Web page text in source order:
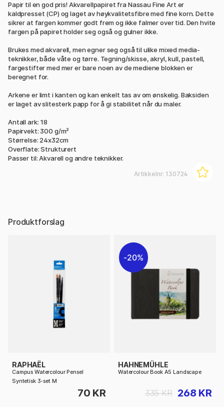
Papir til en god pris! Akvarellpapiret fra Nassau Fine Art er
kaldpresset (CP) og laget av høykvalitetsfibre med fine korn. Dette
sikrer at fargen kommer godt frem og ikke falmer over tid. Den hvite
fargen på papiret holder seg også og gulner ikke.
Brukes med akvarell, men egner seg også til ulike mixed media-
teknikker, både våte og tørre. Tegning/skisse, akryl, kull, pastell,
fargestifter med mer er bare noen av de mediene blokken er
beregnet for.
Arkene er limt i kanten og kan enkelt tas av om ønskelig. Baksiden
er laget av slitesterk papp for å gi stabilitet når du maler.
Antall ark: 18
Papirvekt: 300 g/m²
Størrelse: 24x32cm
Overflate: Strukturert
Passer til: Akvarell og andre teknikker.
Artikkelnr: 130724
Produktforslag
RAPHAËL
Campus Watercolour Pensel
Syntetisk 3-set M
70 KR
20%
HAHNEMÜHLE
Watercolour Book A5 Landscape
268 KR
335 KR